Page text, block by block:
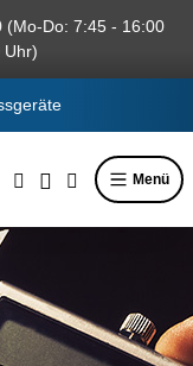
(Mo-Do: 7:45 - 16:00
Uhr)
Menü